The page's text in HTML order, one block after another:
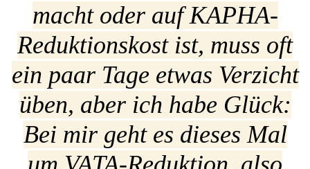
macht oder auf KAPHA-
Reduktionskost ist, muss oft
ein paar Tage etwas Verzicht
üben, aber ich habe Glück:
Bei mir geht es dieses Mal